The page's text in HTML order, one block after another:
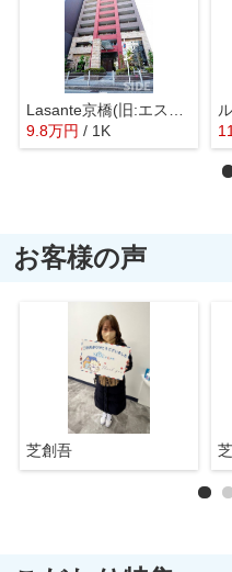
9.8万円 / 1K
お客様の声
芝創吾